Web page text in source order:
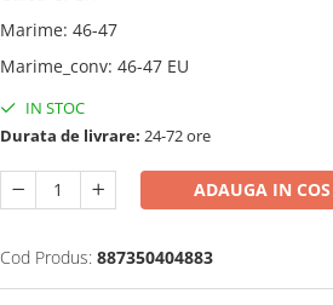
Marime: 46-47
Marime_conv: 46-47 EU
IN STOC
Durata de livrare: 24-72 ore
ADAUGA IN COS
Cod Produs: 887350404883